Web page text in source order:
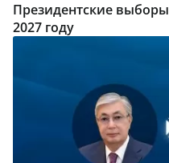
Президентские
2027 году